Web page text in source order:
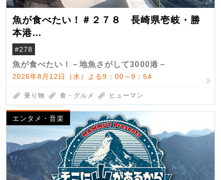
魚が食べたい！＃２７８ 長崎県壱岐・勝
本港
（クロマグロ）
#278
魚が食べたい！－地魚さがして3000港－
2026年8月12日（水）よる9：00～9：54
乗り物 食・グルメ ヒューマン
エンタメ・音楽